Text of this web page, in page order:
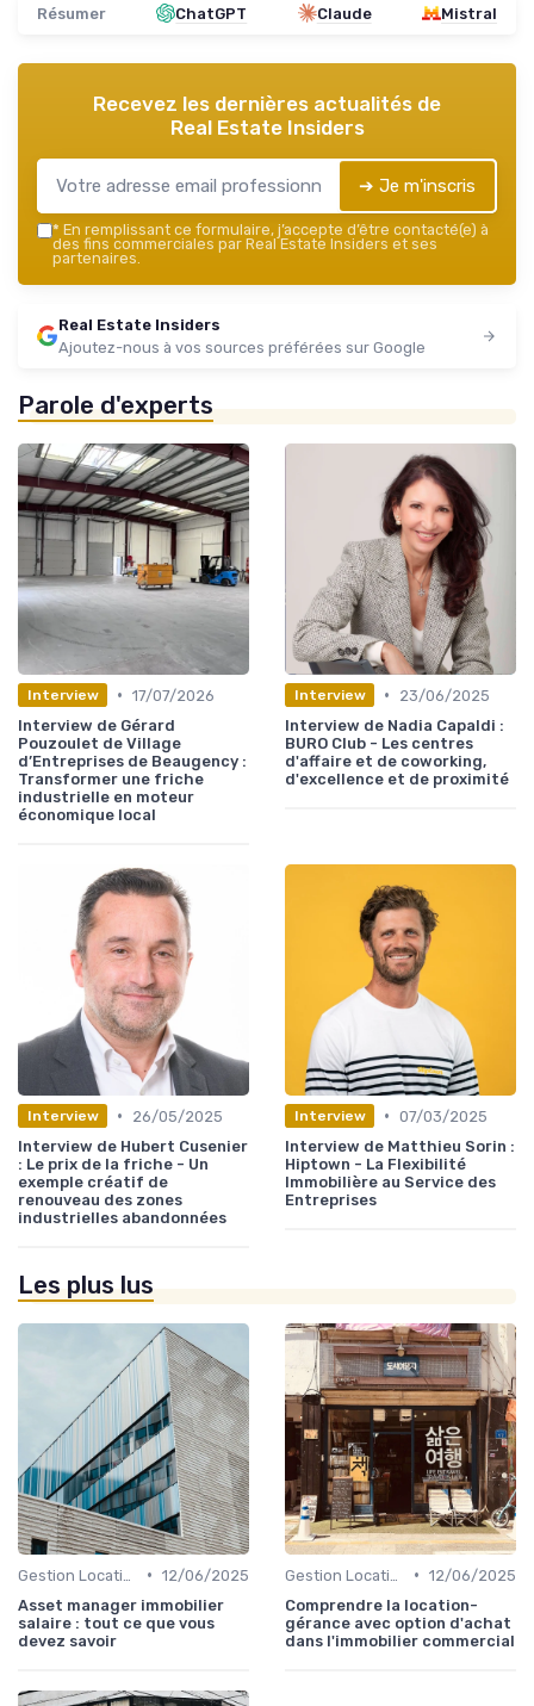
Résumer ChatGPT Claude Mistral
Recevez les dernières actualités de
Real Estate Insiders
➔ Je m'inscris
* En remplissant ce formulaire, j’accepte d’être contacté(e) à
des fins commerciales par Real Estate Insiders et ses
partenaires.
Real Estate Insiders
Ajoutez-nous à vos sources préférées sur Google
Parole d'experts
Interview • 17/07/2026
Interview de Gérard
Pouzoulet de Village
d’Entreprises de Beaugency :
Transformer une friche
industrielle en moteur
économique local
Interview •
23/06/2025
Interview de Nadia Capaldi :
BURO Club - Les centres
d'affaire et de coworking,
d'excellence et de proximité
Interview •
26/05/2025
Interview de Hubert Cusenier
: Le prix de la friche - Un
exemple créatif de
renouveau des zones
industrielles abandonnées
Interview • 07/03/2025
Interview de Matthieu Sorin :
Hiptown - La Flexibilité
Immobilière au Service des
Entreprises
Les plus lus
• 12/06/2025
Asset manager immobilier
salaire : tout ce que vous
devez savoir
• 12/06/2025
Comprendre la location-
gérance avec option d'achat
dans l'immobilier commercial